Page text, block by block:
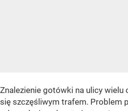
Znalezienie gotówki na ulicy
się szczęśliwym trafem. Problem